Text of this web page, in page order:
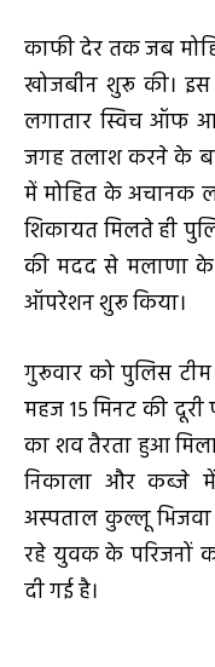
काफी देर तक जब
खोजबीन शुरू की। इस
लगातार स्विच ऑफ आ
जगह तलाश करने के
में मोहित के अचानक
शिकायत मिलते ही
की मदद से मलाणा के
ऑपरेशन शुरू किया।
गुरूवार को पुलिस
महज 15 मिनट की दूरी
का शव तैरता हुआ
निकाला और कब्जे में
अस्पताल कुल्लू भिजवा
रहे युवक के परिजनों
दी गई है।